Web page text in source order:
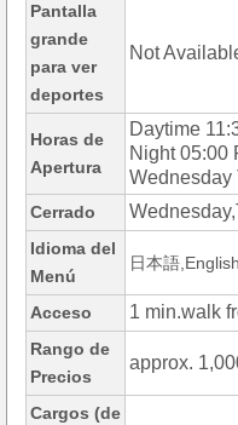
Pantalla
grande
para ver
deportes
Not
Horas de
Apertura
Daytime
Night 05:00
Wednesday
Cerrado
Idioma del
Menú
日本語
Acceso 1 min.walk
Rango de
Precios
approx.
Cargos (de